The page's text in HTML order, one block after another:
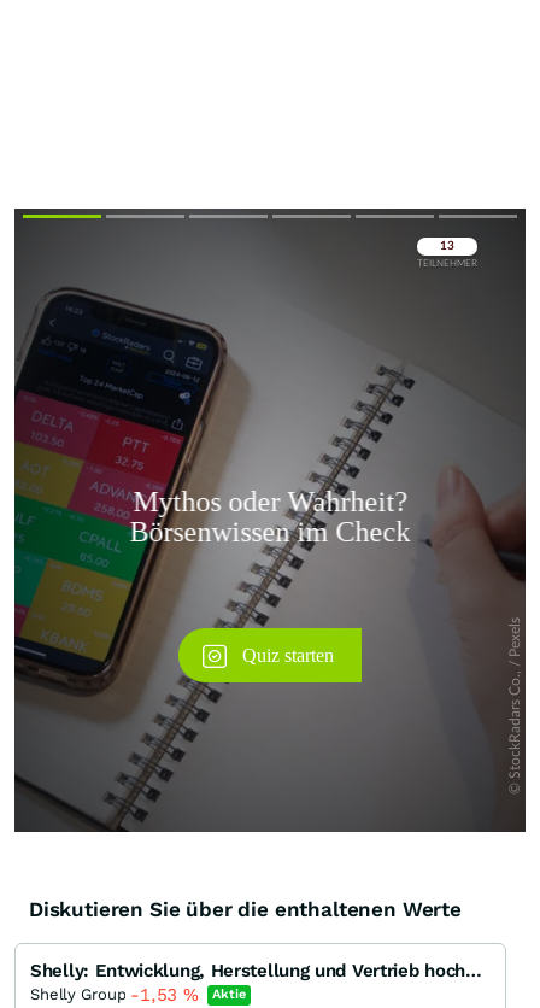
Überspringen
Diskutieren Sie über die enthaltenen Werte
Shelly: Entwicklung, Herstellung und Vertrieb hochwertiger IoT-Produkte
Shelly Group -1,53 % Aktie